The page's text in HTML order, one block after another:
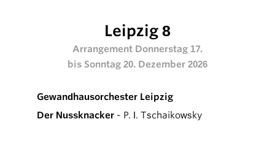
Leipzig 8
Arrangement Donnerstag 17.
bis Sonntag 20. Dezember 2026
Gewandhausorchester Leipzig
Der Nussknacker - P. I. Tschaikowsky